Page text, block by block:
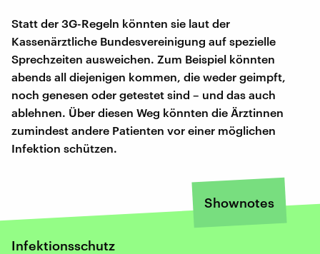
Statt der 3G-Regeln könnten sie laut der
Kassenärztliche Bundesvereinigung auf spezielle
Sprechzeiten ausweichen. Zum Beispiel könnten
abends all diejenigen kommen, die weder geimpft,
noch genesen oder getestet sind – und das auch
ablehnen. Über diesen Weg könnten die Ärztinnen
zumindest andere Patienten vor einer möglichen
Infektion schützen.
Shownotes
Infektionsschutz